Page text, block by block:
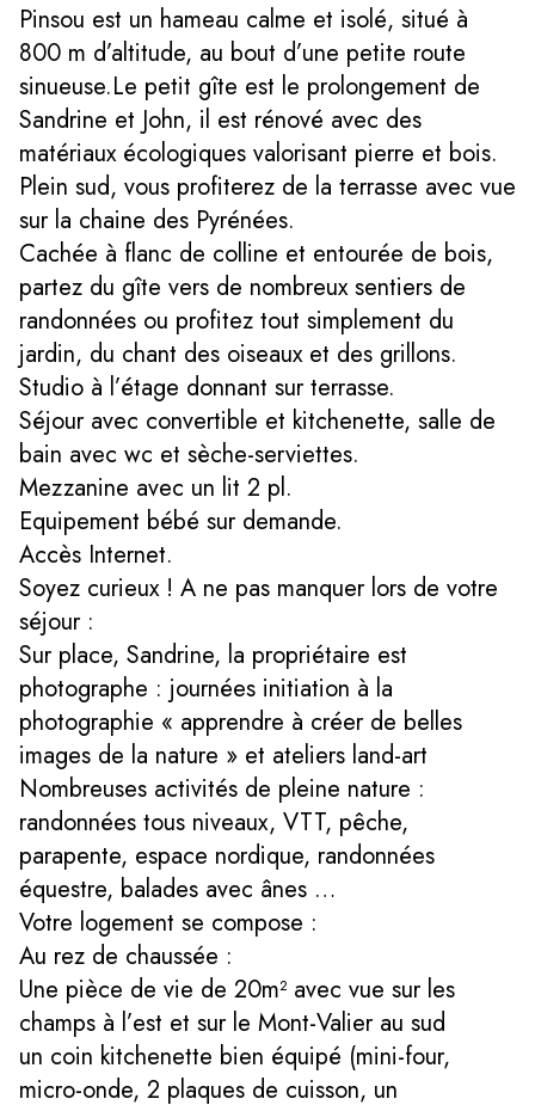
Pinsou est un hameau calme et isolé, situé à
800 m d’altitude, au bout d’une petite route
sinueuse.Le petit gîte est le prolongement de
Sandrine et John, il est rénové avec des
matériaux écologiques valorisant pierre et bois.
Plein sud, vous profiterez de la terrasse avec vue
sur la chaine des Pyrénées.
Cachée à flanc de colline et entourée de bois,
partez du gîte vers de nombreux sentiers de
randonnées ou profitez tout simplement du
jardin, du chant des oiseaux et des grillons.
Studio à l’étage donnant sur terrasse.
Séjour avec convertible et kitchenette, salle de
bain avec wc et sèche-serviettes.
Mezzanine avec un lit 2 pl.
Equipement bébé sur demande.
Accès Internet.
Soyez curieux ! A ne pas manquer lors de votre
séjour :
Sur place, Sandrine, la propriétaire est
photographe : journées initiation à la
photographie « apprendre à créer de belles
images de la nature » et ateliers land-art
Nombreuses activités de pleine nature :
randonnées tous niveaux, VTT, pêche,
parapente, espace nordique, randonnées
équestre, balades avec ânes …
Votre logement se compose :
Au rez de chaussée :
Une pièce de vie de 20m² avec vue sur les
champs à l’est et sur le Mont-Valier au sud
un coin kitchenette bien équipé (mini-four,
micro-onde, 2 plaques de cuisson, un